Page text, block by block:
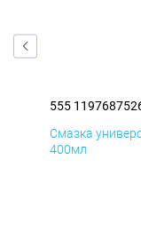
555
Смазка
400мл